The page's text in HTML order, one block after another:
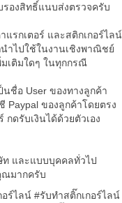
รองสิทธิ์แนบส่งตรวจครับ
รกเตอร์ และสติกเกอร์ไลน์
ำไปใช้ในงานเชิงพาณิชย์
มเติมใดๆ ในทุกกรณี
นชื่อ User ของทางลูกค้า
Paypal ของลูกค้าโดยตรง
ดรับเงินได้ด้วยตัวเอง
และแบบบุคคลทั่วไป
ณมากครับ
ร์ไลน์ #รับทำสติ๊กเกอร์ไลน์